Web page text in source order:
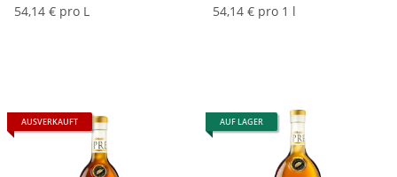
54,14 € pro L
54,14 € pro 1 l
AUSVERKAUFT AUF LAGER